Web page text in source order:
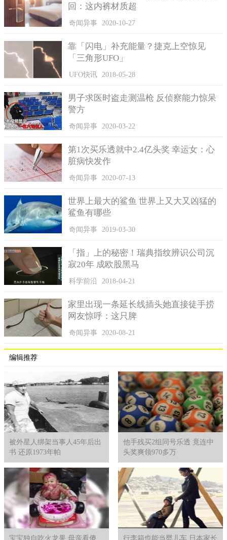
是大还是小还不得而知，地球形成之前就存在的那些岩石到底具
有哪些化学成分也还不清楚，但是不管怎么说，人类能够发现有
比地球年限更长的岩石存在就足以令人兴奋了，这些岩石人们把
它称为“地球原石”，而对“地球原石”的研究也会继续下去。
回：这内裤材质超
奇闻异事 2020-10-27
靠「闪电」补充能量？捷克上空惊见
「三角形UFO」
UFO快讯 2018-05-28
男子求医时盗走测温枪 反侦察能力惊呆
警方
奇闻异事 2020-03-22
第1次买乐透就中2.4亿头奖 幸运女：心
脏病快发作
奇闻异事 2020-07-13
世界上最大的鲨鱼 世界上又大又凶猛的
鲨鱼有哪些
奇闻异事 2019-03-30
「指」上的秘密！瑞典指纹辨识公司沉
寂20年 成欧股黑马
科学前沿 2018-04-21
家里出现一条延长线插头她直接徒手捞
网友惊呼：这只脾
奇闻异事 2020-08-21
编辑推荐
被外星人绑架当事人45年后出
书 还原1973年帕
他手残买2组同号乐透 竟连中
头奖爽领970多万
宝宝独自吃火龙果 母亲看傻 行李箱也能当婴儿车 日本家长